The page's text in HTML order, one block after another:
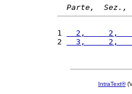
Parte,  Sez.,
1
2,     2,
2
3,     2,
IntraText®